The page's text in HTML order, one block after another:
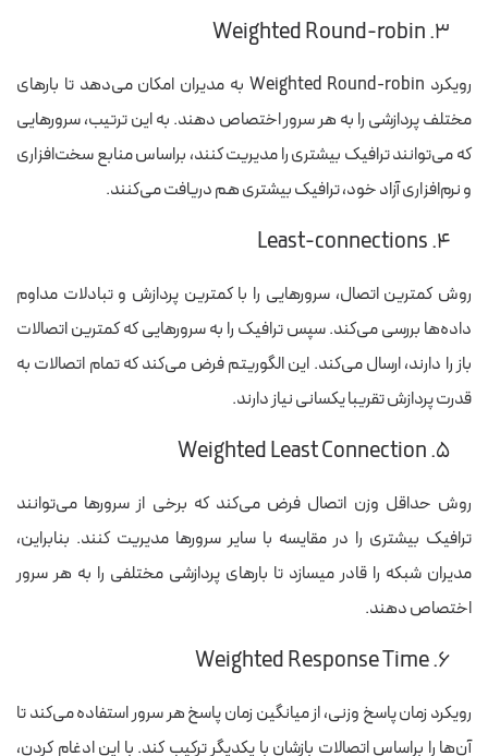
۳. Weighted Round-robin
رویکرد Weighted Round-robin به مدیران امکان می‌دهد تا بارهای
مختلف پردازشی را به هر سرور اختصاص دهند. به این ترتیب، سرورهایی
که می‌توانند ترافیک بیشتری را مدیریت کنند، براساس منابع سخت‌افزاری
و نرم‌افزاری آزاد خود، ترافیک بیشتری هم دریافت می‌کنند.
۴. Least-connections
روش کمترین اتصال، سرورهایی را با کمترین پردازش‌ و تبادلات مداوم
داده‌ها بررسی می‌کند. سپس ترافیک را به سرورهایی که کمترین اتصالات
باز را دارند، ارسال می‌کند. این الگوریتم فرض می‌کند که تمام اتصالات به
قدرت پردازش تقریبا یکسانی نیاز دارند.
۵. Weighted Least Connection
روش حداقل وزن اتصال فرض می‌کند که برخی از سرورها می‌توانند
ترافیک بیشتری را در مقایسه با سایر سرورها مدیریت کنند. بنابراین،
مدیران شبکه را قادر می‎سازد تا بارهای پردازشی مختلفی را به هر سرور
اختصاص دهند.
۶. Weighted Response Time
رویکرد زمان پاسخ وزنی، از میانگین زمان پاسخ هر سرور استفاده می‌کند تا
آن‌ها را براساس اتصالات بازشان با یکدیگر ترکیب کند. با این ادغام کردن،